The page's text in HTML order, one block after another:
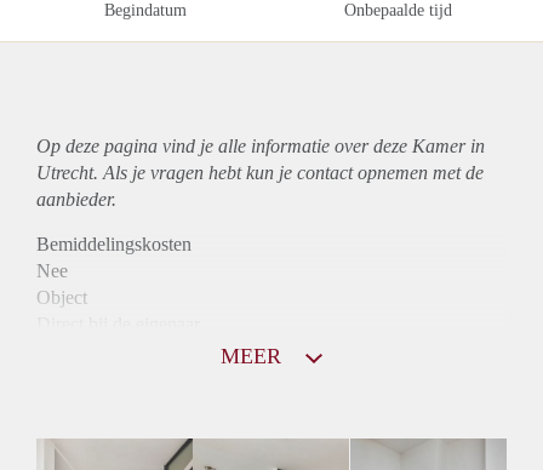
Begindatum Onbepaalde tijd
Op deze pagina vind je alle informatie over deze Kamer in
Utrecht. Als je vragen hebt kun je contact opnemen met de
aanbieder.
Bemiddelingskosten
Nee
Object
Huurtoeslag
MEER